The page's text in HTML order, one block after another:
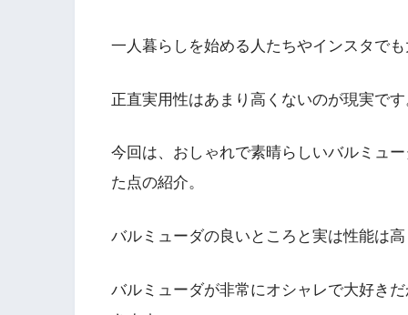
一人暮らしを始める人たちやインスタで
正直実用性はあまり高くないのが現実で
今回は、おしゃれで素晴らしいバルミュ
た点の紹介。
バルミューダの良いところと実は性能は
バルミューダが非常にオシャレで大好き